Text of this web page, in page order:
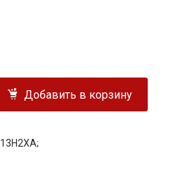
Добавить в корзину
13Н2ХА;